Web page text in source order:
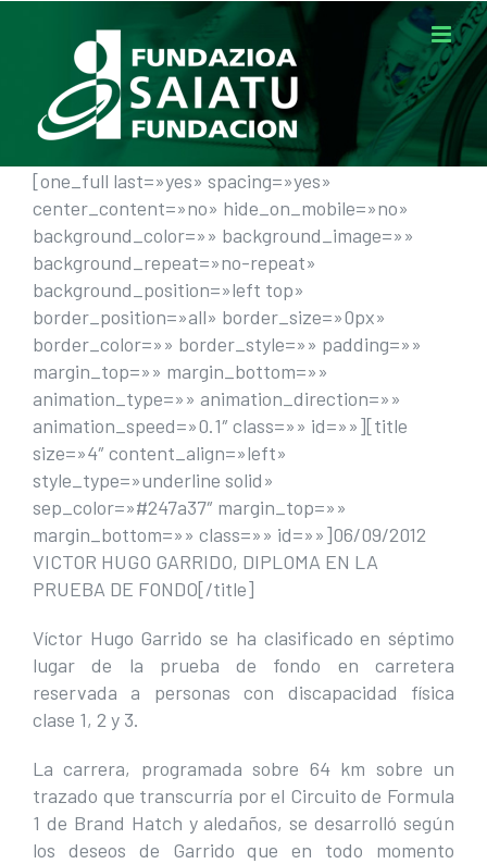
contenido
[one_full last=»yes» spacing=»yes»
center_content=»no» hide_on_mobile=»no»
background_color=»» background_image=»»
background_repeat=»no-repeat»
background_position=»left top»
border_position=»all» border_size=»0px»
border_color=»» border_style=»» padding=»»
margin_top=»» margin_bottom=»»
animation_type=»» animation_direction=»»
animation_speed=»0.1″ class=»» id=»»][title
size=»4″ content_align=»left»
style_type=»underline solid»
sep_color=»#247a37″ margin_top=»»
margin_bottom=»» class=»» id=»»]06/09/2012
VICTOR HUGO GARRIDO, DIPLOMA EN LA
PRUEBA DE FONDO[/title]
Víctor Hugo Garrido se ha clasificado en séptimo
lugar de la prueba de fondo en carretera
reservada a personas con discapacidad física
clase 1, 2 y 3.
La carrera, programada sobre 64 km sobre un
trazado que transcurría por el Circuito de Formula
1 de Brand Hatch y aledaños, se desarrolló según
los deseos de Garrido que en todo momento